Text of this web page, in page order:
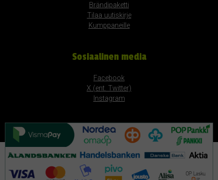
Brändipaketti
Tilaa uutiskirje
Kumppaneille
Sosiaalinen media
Facebook
X (ent. Twitter)
Instagram